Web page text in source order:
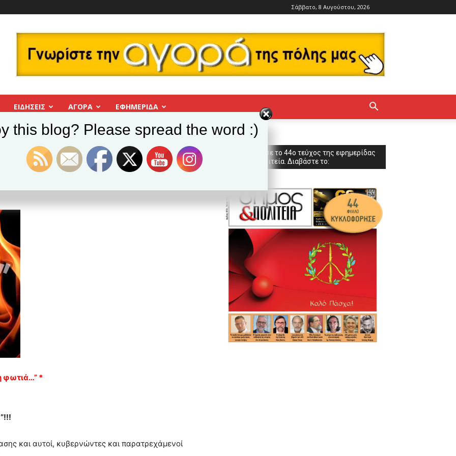
Σάββατο, 8 Αυγούστου, 2026
ΕΙΔΗΣΕΙΣ ΑΓΟΡΑ ΕΦΗΜΕΡΊΔΑ
#41
#41
φωτιά…” *
και αυτοί, κυβερνώντες και παρατρεχάμενοί
Κυκλοφόρησε το 44ο τεύχος της εφημερίδας
Δήμος & Πολιτεία. Διαβάστε το:
this blog? Please spread the word :)